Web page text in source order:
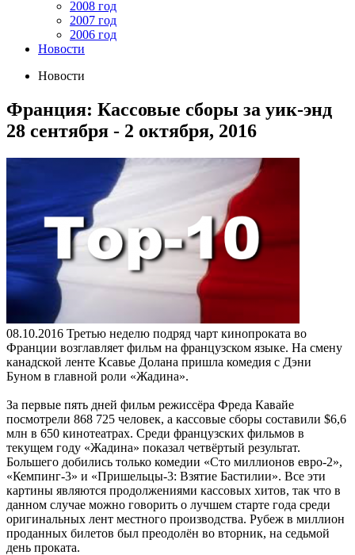
2008 год
2007 год
2006 год
Новости
Новости
Франция: Кассовые сборы за уик-энд
28 сентября - 2 октября, 2016
08.10.2016 Третью неделю подряд чарт кинопроката во
Франции возглавляет фильм на французском языке. На смену
канадской ленте Ксавье Долана пришла комедия с Дэни
Буном в главной роли «Жадина».
За первые пять дней фильм режиссёра Фреда Кавайе
посмотрели 868 725 человек, а кассовые сборы составили $6,6
млн в 650 кинотеатрах. Среди французских фильмов в
текущем году «Жадина» показал четвёртый результат.
Большего добились только комедии «Сто миллионов евро-2»,
«Кемпинг-3» и «Пришельцы-3: Взятие Бастилии». Все эти
картины являются продолжениями кассовых хитов, так что в
данном случае можно говорить о лучшем старте года среди
оригинальных лент местного производства. Рубеж в миллион
проданных билетов был преодолён во вторник, на седьмой
день проката.